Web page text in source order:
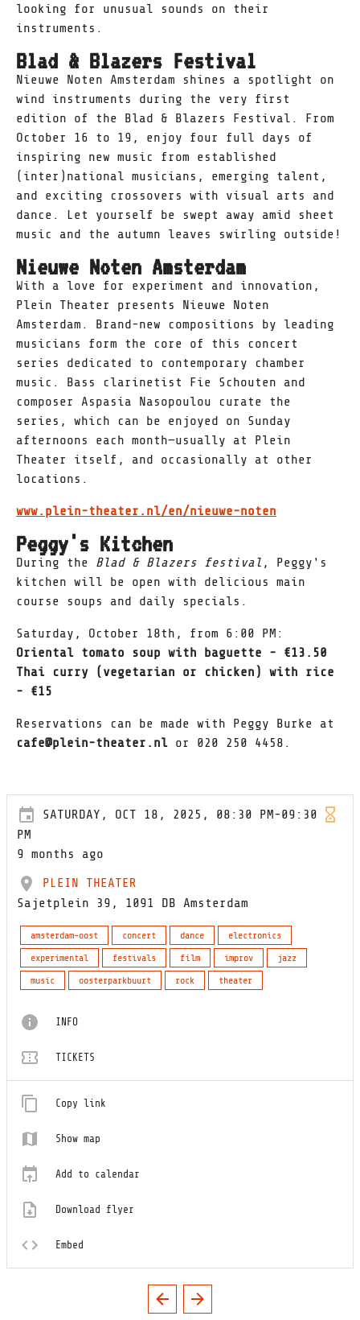
looking for unusual sounds on their
instruments.
Blad & Blazers Festival
Nieuwe Noten Amsterdam shines a spotlight on
wind instruments during the very first
edition of the Blad & Blazers Festival. From
October 16 to 19, enjoy four full days of
inspiring new music from established
(inter)national musicians, emerging talent,
and exciting crossovers with visual arts and
dance. Let yourself be swept away amid sheet
music and the autumn leaves swirling outside!
Nieuwe Noten Amsterdam
With a love for experiment and innovation,
Plein Theater presents Nieuwe Noten
Amsterdam. Brand-new compositions by leading
musicians form the core of this concert
series dedicated to contemporary chamber
music. Bass clarinetist Fie Schouten and
composer Aspasia Nasopoulou curate the
series, which can be enjoyed on Sunday
afternoons each month—usually at Plein
Theater itself, and occasionally at other
locations.
www.plein-theater.nl/en/nieuwe-noten
Peggy's Kitchen
During the Blad & Blazers festival , Peggy's
kitchen will be open with delicious main
course soups and daily specials.
Saturday, October 18th, from 6:00 PM:
Oriental tomato soup with baguette - €13.50
Thai curry (vegetarian or chicken) with rice
- €15
Reservations can be made with Peggy Burke at
cafe@plein-theater.nl or 020 250 4458.
SATURDAY, OCT 18, 2025, 08:30 PM-09:30
PM
9 months ago
PLEIN THEATER
Sajetplein 39, 1091 DB Amsterdam
amsterdam-oost concert dance
electronics
experimental
festivals film improv
jazz
music
oosterparkbuurt rock theater
INFO
TICKETS
Copy link
Show map
Add to calendar
Download flyer
Embed